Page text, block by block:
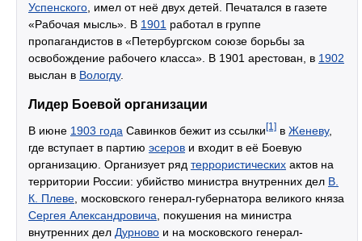
Успенского , имел от неё двух детей. Печатался в газете
«Рабочая мысль». В 1901 работал в группе
пропагандистов в «Петербургском союзе борьбы за
освобождение рабочего класса». В 1901 арестован, в 1902
выслан в Вологду.
Лидер Боевой организации
В июне 1903 года Савинков бежит из ссылки[1] в Женеву,
где вступает в партию эсеров и входит в её Боевую
организацию. Организует ряд террористических актов на
территории России: убийство министра внутренних дел В.
К. Плеве , московского генерал-губернатора великого княза
Сергея Александровича , покушения на министра
внутренних дел Дурново и на московского генерал-